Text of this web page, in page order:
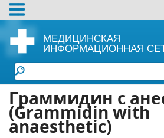
МЕДИЦИНСКАЯ
ИНФОРМАЦИОННАЯ
Граммидин с
(Grammidin with
anaesthetic)